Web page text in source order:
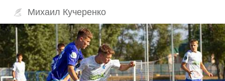
Михаил Кучеренко